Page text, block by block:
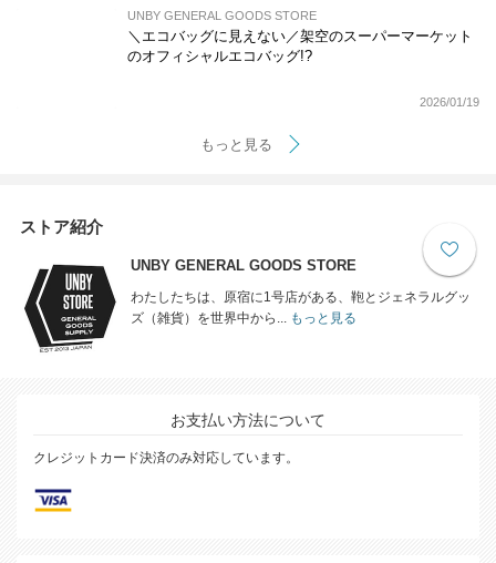
UNBY GENERAL GOODS STORE
＼エコバッグに見えない／架空のスーパーマーケット
のオフィシャルエコバッグ!?
2026/01/19
もっと見る
ストア紹介
UNBY GENERAL GOODS STORE
わたしたちは、原宿に1号店がある、鞄とジェネラルグッ
ズ（雑貨）を世界中から...もっと見る
お支払い方法について
クレジットカード決済のみ対応しています。